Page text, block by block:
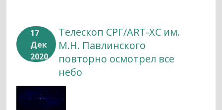
17
Дек
2020
Телескоп СРГ/ART-XC им.
М.Н. Павлинского
повторно осмотрел все
небо